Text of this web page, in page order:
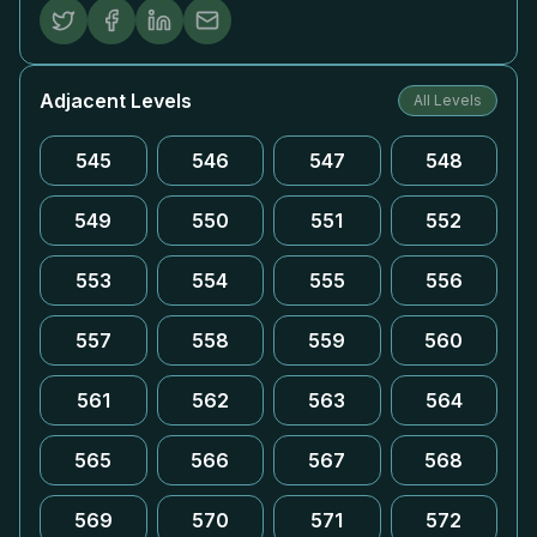
Adjacent Levels All Levels
545 546 547 548
549 550 551 552
553 554 555 556
557 558 559 560
561 562 563 564
565 566 567 568
569 570 571 572